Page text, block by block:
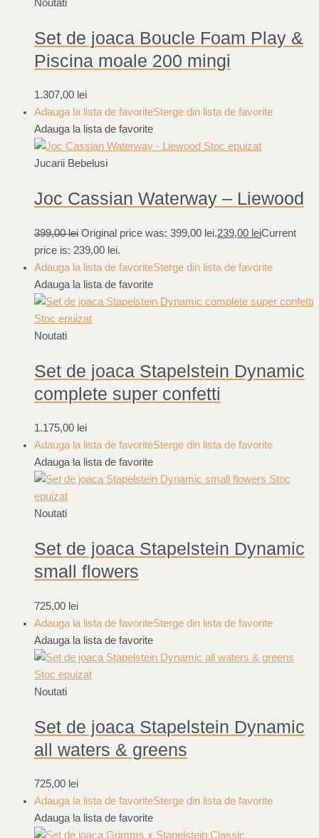
Noutati
Set de joaca Boucle Foam Play &
Piscina moale 200 mingi
1.307,00 lei
Adauga la lista de favoriteSterge din lista de favorite
Adauga la lista de favorite
Stoc epuizat
Jucarii Bebelusi
Joc Cassian Waterway – Liewood
399,00lei Original price was: 399,00 lei.239,00 leiCurrent
price is: 239,00 lei.
Adauga la lista de favoriteSterge din lista de favorite
Adauga la lista de favorite
Stoc epuizat
Noutati
Set de joaca Stapelstein Dynamic
complete super confetti
1.175,00 lei
Adauga la lista de favoriteSterge din lista de favorite
Adauga la lista de favorite
Stoc
epuizat
Noutati
Set de joaca Stapelstein Dynamic
small flowers
725,00 lei
Adauga la lista de favoriteSterge din lista de favorite
Adauga la lista de favorite
Stoc epuizat
Noutati
Set de joaca Stapelstein Dynamic
all waters & greens
725,00 lei
Adauga la lista de favoriteSterge din lista de favorite
Adauga la lista de favorite